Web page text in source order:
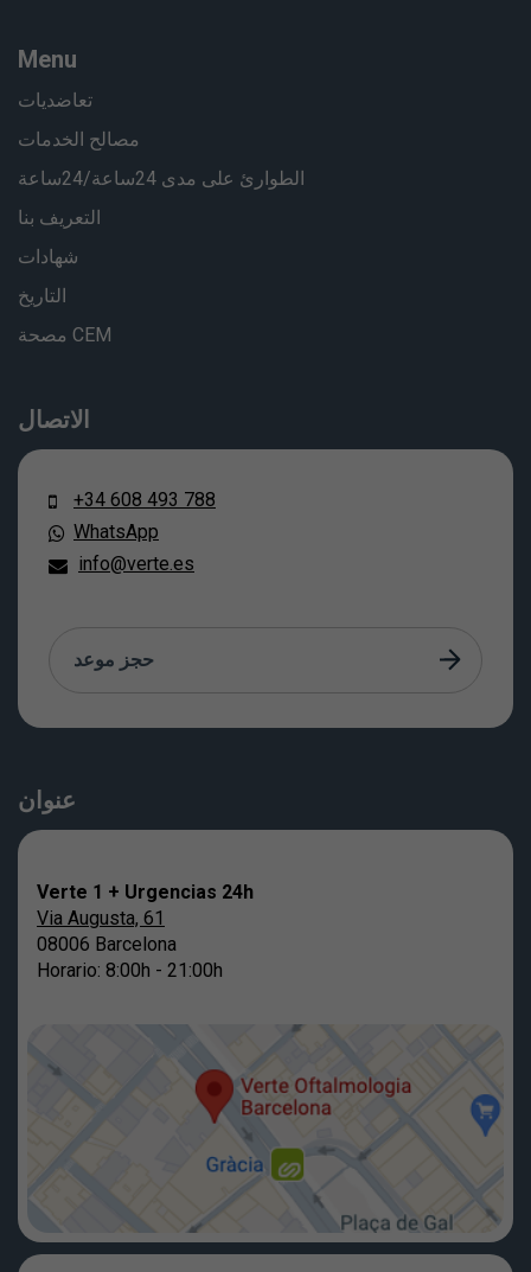
Menu
تعاضديات
مصالح الخدمات
الطوارئ على مدى 24ساعة/24ساعة
التعريف بنا
شهادات
التاريخ
مصحة CEM
الاتصال
+34 608 493 788
WhatsApp
info@verte.es
حجز موعد
عنوان
Verte 1 + Urgencias 24h
Via Augusta, 61
08006 Barcelona
Horario: 8:00h - 21:00h